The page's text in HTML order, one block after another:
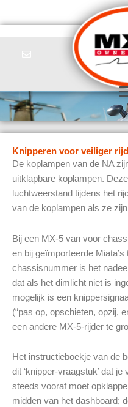
naar
Knipperen voor veiliger
De koplampen van de NA
uitklapbare koplampen.
luchtweerstand tijdens het
van de koplampen als ze
Bij een MX-5 van voor
en bij geïmporteerde
chassisnummer is het
dat als het dimlicht niet is
mogelijk is een
(“pas op, opschieten, opzij,
een andere MX-5-rijder te
Het instructieboekje van de
dit ‘knipper-vraagstuk’ dat
steeds vooraf moet
midden van het dashboard;